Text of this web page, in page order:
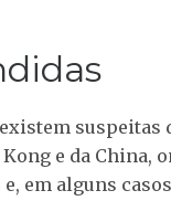
suspeitas
e da China,
em alguns